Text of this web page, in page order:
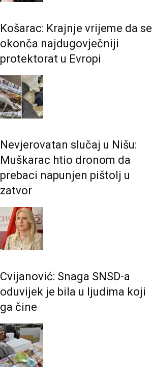
Košarac: Krajnje vrijeme da se
okonča najdugovječniji
protektorat u Evropi
Nevjerovatan slučaj u Nišu:
Muškarac htio dronom da
prebaci napunjen pištolj u
zatvor
Cvijanović: Snaga SNSD-a
oduvijek je bila u ljudima koji
ga čine